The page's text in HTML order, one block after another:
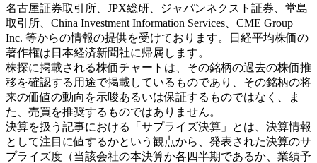
名古屋証券取引所、JPX総研、ジャパンネクスト証券、堂島
取引所、China Investment Information Services、CME Group
Inc. 等からの情報の提供を受けております。日経平均株価の
著作権は日本経済新聞社に帰属します。
株探に掲載される株価チャートは、その銘柄の過去の株価推
移を確認する用途で掲載しているものであり、その銘柄の将
来の価値の動向を示唆あるいは保証するものではなく、ま
た、売買を推奨するものではありません。
決算を扱う記事における「サプライズ決算」とは、決算情報
として注目に値するかという観点から、発表された決算のサ
プライズ度（当該会社の本決算か各四半期であるか、業績予